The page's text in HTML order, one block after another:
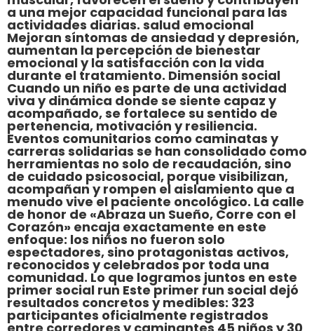
a una mejor capacidad funcional para las
actividades diarias. salud emocional
Mejoran síntomas de ansiedad y depresión,
aumentan la percepción de bienestar
emocional y la satisfacción con la vida
durante el tratamiento. Dimensión social
Cuando un niño es parte de una actividad
viva y dinámica donde se siente capaz y
acompañado, se fortalece su sentido de
pertenencia, motivación y resiliencia.
Eventos comunitarios como caminatas y
carreras solidarias se han consolidado como
herramientas no solo de recaudación, sino
de cuidado psicosocial, porque visibilizan,
acompañan y rompen el aislamiento que a
menudo vive el paciente oncológico. La calle
de honor de «Abraza un Sueño, Corre con el
Corazón» encaja exactamente en este
enfoque: los niños no fueron solo
espectadores, sino protagonistas activos,
reconocidos y celebrados por toda una
comunidad. Lo que logramos juntos en este
primer social run Este primer run social dejó
resultados concretos y medibles: 323
participantes oficialmente registrados